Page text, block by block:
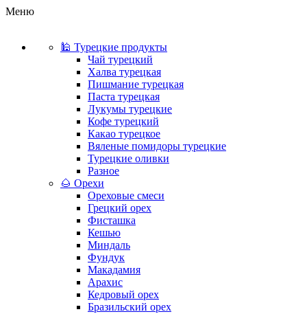
Меню
🕌 Турецкие продукты
Чай турецкий
Халва турецкая
Пишмание турецкая
Паста турецкая
Лукумы турецкие
Кофе турецкий
Какао турецкое
Вяленые помидоры турецкие
Турецкие оливки
Разное
🌰 Орехи
Ореховые смеси
Грецкий орех
Фисташка
Кешью
Миндаль
Фундук
Макадамия
Арахис
Кедровый орех
Бразильский орех